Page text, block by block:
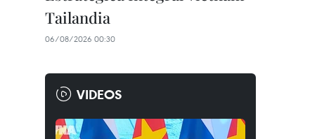
Tailandia
06/08/2026 00:30
VIDEOS